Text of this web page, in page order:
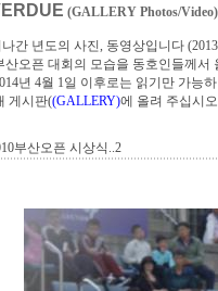
(GALLERY Photos/Video)
간 년도의 사진, 동영상입니다
산오픈 대회의 모습을 동호인들께서
년 4월 1일 이후로는 읽기만 가능
게시판((GALLERY)에 올려 주십시오
부산오픈 시상식..2